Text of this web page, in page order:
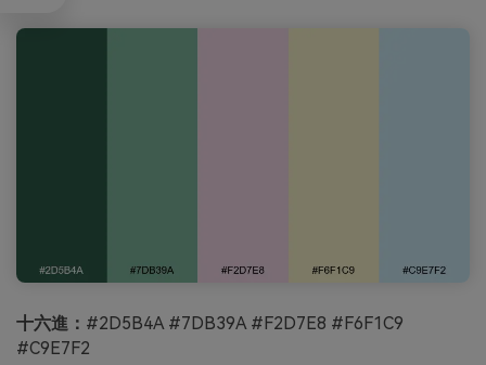
十六進： #2D5B4A #7DB39A #F2D7E8 #F6F1C9
#C9E7F2